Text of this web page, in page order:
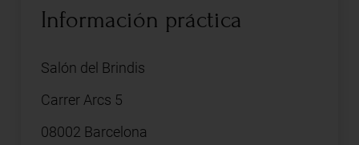
Información práctica
Salón del Brindis
Carrer Arcs 5
08002 Barcelona